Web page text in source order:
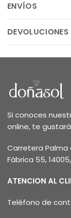
ENVÍOS
DEVOLUCIONES
Si conoces
online, te
Carretera Palma
Fábrica 55,
ATENCION AL
Teléfono de